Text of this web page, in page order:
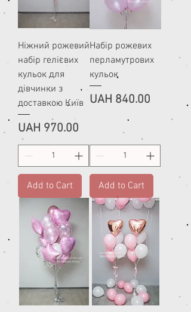
Ніжний рожевий
набір гелієвих
кульок для
дівчинки з
доставкою Київ
Price
UAH 970.00
Add to Cart
Набір рожевих
перламутрових
кульок
Price
UAH 840.00
Add to Cart